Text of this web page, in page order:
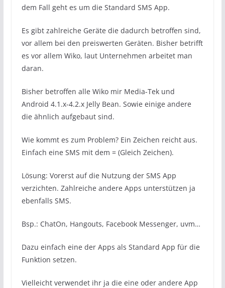
dem Fall geht es um die Standard SMS App.
Es gibt zahlreiche Geräte die dadurch betroffen sind,
vor allem bei den preiswerten Geräten. Bisher betrifft
es vor allem Wiko, laut Unternehmen arbeitet man
daran.
Bisher betroffen alle Wiko mir Media-Tek und
Android 4.1.x-4.2.x Jelly Bean. Sowie einige andere
die ähnlich aufgebaut sind.
Wie kommt es zum Problem? Ein Zeichen reicht aus.
Einfach eine SMS mit dem = (Gleich Zeichen).
Lösung: Vorerst auf die Nutzung der SMS App
verzichten. Zahlreiche andere Apps unterstützen ja
ebenfalls SMS.
Bsp.: ChatOn, Hangouts, Facebook Messenger, uvm…
Dazu einfach eine der Apps als Standard App für die
Funktion setzen.
Vielleicht verwendet ihr ja die eine oder andere App